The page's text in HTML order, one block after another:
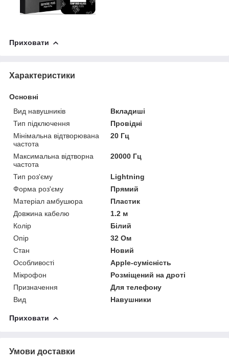
Приховати
Характеристики
Основні
Вид навушників
Вкладиші
Тип підключення
Провідні
Мінімальна відтворювана
частота
20 Гц
Максимальна відтворна
частота
20000 Гц
Тип роз'єму
Lightning
Форма роз'єму
Прямий
Матеріал амбушюра
Пластик
Довжина кабелю
1.2 м
Колір
Білий
Опір
32 Ом
Стан
Новий
Особливості
Apple-сумісність
Мікрофон
Розміщений на дроті
Призначення
Для телефону
Вид
Навушники
Приховати
Умови доставки